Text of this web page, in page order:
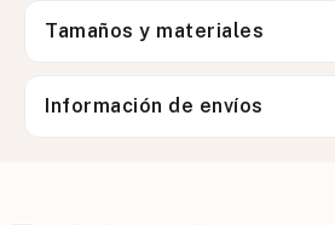
Tamaños y materiales
Información de envíos